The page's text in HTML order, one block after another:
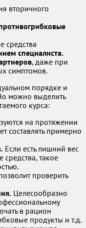
вторичного
средства
специалиста.
, даже при
симптомов.
порядке и
можно выделить
курса:
на протяжении
составлять примерно
Если есть лишний вес
такое
проверить
Целесообразно
в рацион
продукты и т.д.